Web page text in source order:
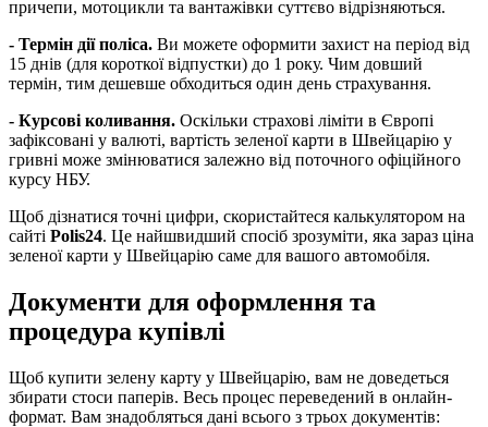
причепи, мотоцикли та вантажівки суттєво відрізняються.
- Термін дії поліса. Ви можете оформити захист на період від
15 днів (для короткої відпустки) до 1 року. Чим довший
термін, тим дешевше обходиться один день страхування.
- Курсові коливання. Оскільки страхові ліміти в Європі
зафіксовані у валюті, вартість зеленої карти в Швейцарію у
гривні може змінюватися залежно від поточного офіційного
курсу НБУ.
Щоб дізнатися точні цифри, скористайтеся калькулятором на
сайті Polis24. Це найшвидший спосіб зрозуміти, яка зараз ціна
зеленої карти у Швейцарію саме для вашого автомобіля.
Документи для оформлення та
процедура купівлі
Щоб купити зелену карту у Швейцарію, вам не доведеться
збирати стоси паперів. Весь процес переведений в онлайн-
формат. Вам знадобляться дані всього з трьох документів: